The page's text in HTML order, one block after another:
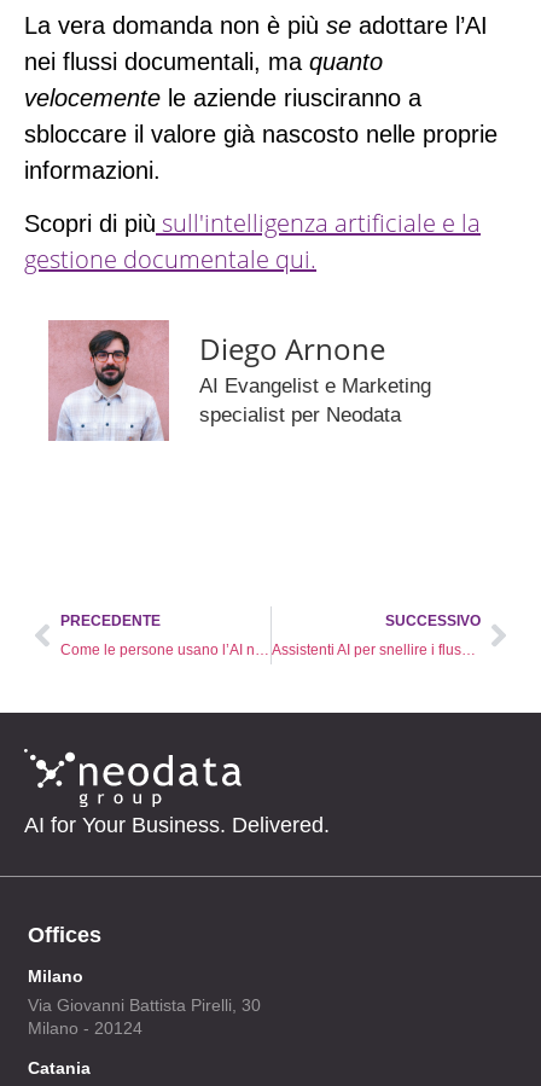
La vera domanda non è più se adottare l’AI
nei flussi documentali, ma quanto
velocemente le aziende riusciranno a
sbloccare il valore già nascosto nelle proprie
informazioni.
Scopri di più sull'intelligenza artificiale e la
gestione documentale qui.
Diego Arnone
AI Evangelist e Marketing
specialist per Neodata
PRECEDENTE
SUCCESSIVO
Assistenti AI per snellire i flussi di lavoro aziendali
AI for Your Business. Delivered.
Offices
Milano
Via Giovanni Battista Pirelli, 30
Milano - 20124
Catania